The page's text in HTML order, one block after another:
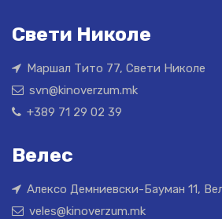
Свети Николе
Маршал Тито 77, Свети Николе
svn@kinoverzum.mk
+389 71 29 02 39
Велес
Алексо Демниевски-Бауман 11,
veles@kinoverzum.mk